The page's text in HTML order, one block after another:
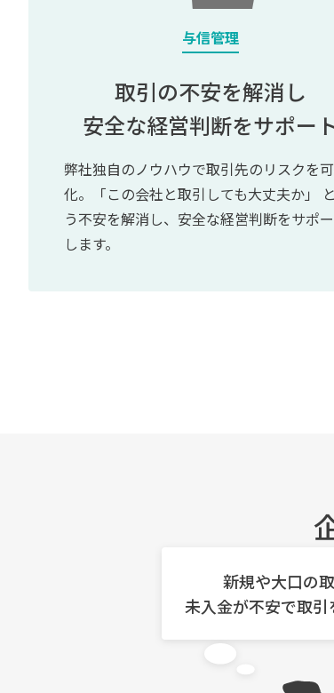
与信管理
取引の不安を解消し
安全な経営判断をサポー
弊社独自のノウハウで取引先のリスクを
化。「この会社と取引しても大丈夫か」
う不安を解消し、安全な経営判断をサポ
します。
新規や大口の取
未入金が不安で取